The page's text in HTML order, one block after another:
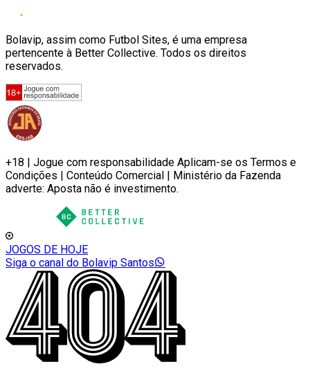
Bolavip, assim como Futbol Sites, é uma empresa
pertencente à Better Collective. Todos os direitos
reservados.
+18 | Jogue com responsabilidade Aplicam-se os Termos e
Condições | Conteúdo Comercial | Ministério da Fazenda
adverte: Aposta não é investimento.
JOGOS DE HOJE
Siga o canal do Bolavip Santos